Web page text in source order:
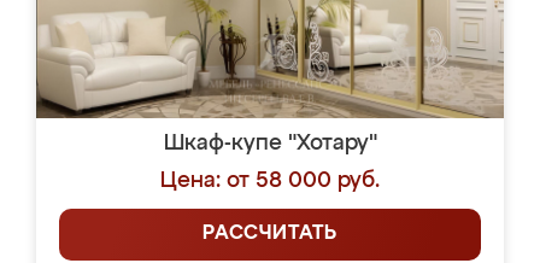
Шкаф-купе "Хотару"
Цена: от 58 000 руб.
РАССЧИТАТЬ